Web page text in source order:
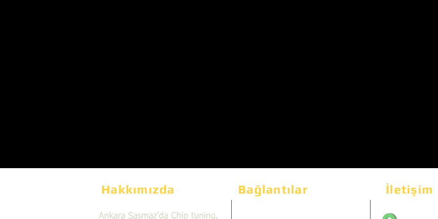
Hakkımızda Bağlantılar İletişim
Ankara Şaşmaz'da Chip tuning,